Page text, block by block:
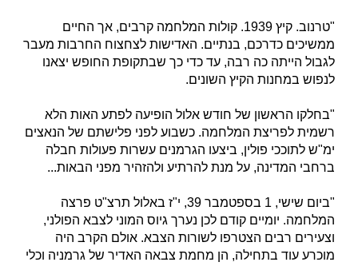
"טרנוב. קיץ 1939. קולות המלחמה קרבים, אך החיים
ממשיכים כדרכם, בנתיים. האדישות לצחצוח החרבות מעבר
לגבול הייתה כה רבה, עד כדי כך שבתקופת החופש יצאנו
לנפוש במחנות הקיץ השונים.
"בחלקו הראשון של חודש אלול הופיעה לפתע האות הלא
רשמית לפריצת המלחמה. כשבוע לפני פלישתם של הנאצים
ימ"ש לתוככי פולין, ביצעו הגרמנים עשרות פעולות חבלה
ברחבי המדינה, על מנת להרתיע ולהזהיר מפני הבאות...
"ביום שישי, 1 בספטמבר 39, י"ז באלול תרצ"ט פרצה
המלחמה. יומיים קודם לכן נערך גיוס המוני לצבא הפולני,
וצעירים רבים הצטרפו לשורות הצבא. אולם הקרב היה
מוכרע עוד בתחילה, הן מחמת צבאה האדיר של גרמניה וכלי